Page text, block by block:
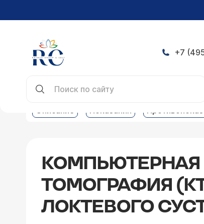
+7
Описание Показания
КОМПЬЮТЕРНАЯ
ТОМОГРАФИЯ
ЛОКТЕВОГО